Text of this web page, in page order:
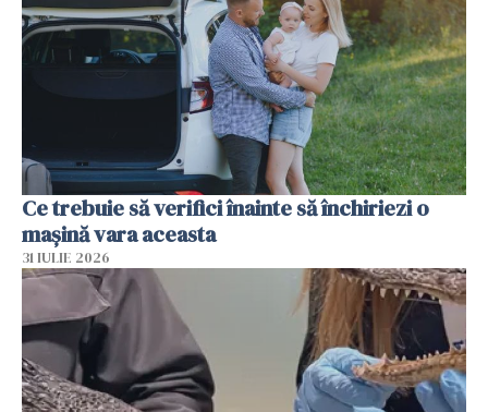
Ce trebuie să verifici înainte să închiriezi o
mașină vara aceasta
31 IULIE 2026